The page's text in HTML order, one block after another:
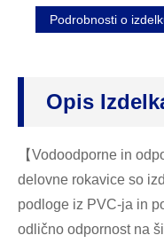
Podrobnosti o
Opis
【Vodoodporne in
delovne rokavice so
podloge iz PVC-ja in
odlično odpornost na